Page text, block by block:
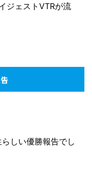
ジェストVTRが流
しい優勝報告でし